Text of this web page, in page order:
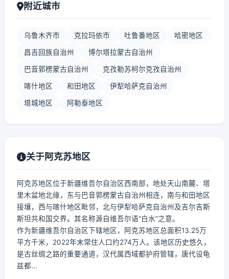
附近城市
乌鲁木齐市 克拉玛依市 吐鲁番地区 哈密地区
昌吉回族自治州 博尔塔拉蒙古自治州
巴音郭楞蒙古自治州 克孜勒苏柯尔克孜自治州
喀什地区 和田地区 伊犁哈萨克自治州
塔城地区 阿勒泰地区
关于阿克苏地区
阿克苏地区位于新疆维吾尔自治区西南部，地处天山南麓、塔
里木盆地北缘，东与巴音郭楞蒙古自治州相连，南与和田地区
接壤，西与喀什地区毗邻，北与伊犁哈萨克自治州及吉尔吉斯
斯坦共和国交界。其名称源自维吾尔语“白水”之意。
作为新疆维吾尔自治区下辖地区，阿克苏地区总面积13.25万
平方千米，2022年末常住人口约274万人。该地区历史悠久，
是古丝绸之路的重要通道，汉代属西域都护府管辖，唐代设龟
兹都...